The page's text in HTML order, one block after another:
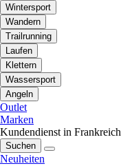
Wintersport
Wandern
Trailrunning
Laufen
Klettern
Wassersport
Angeln
Outlet
Marken
Kundendienst in Frankreich
Suchen
Neuheiten